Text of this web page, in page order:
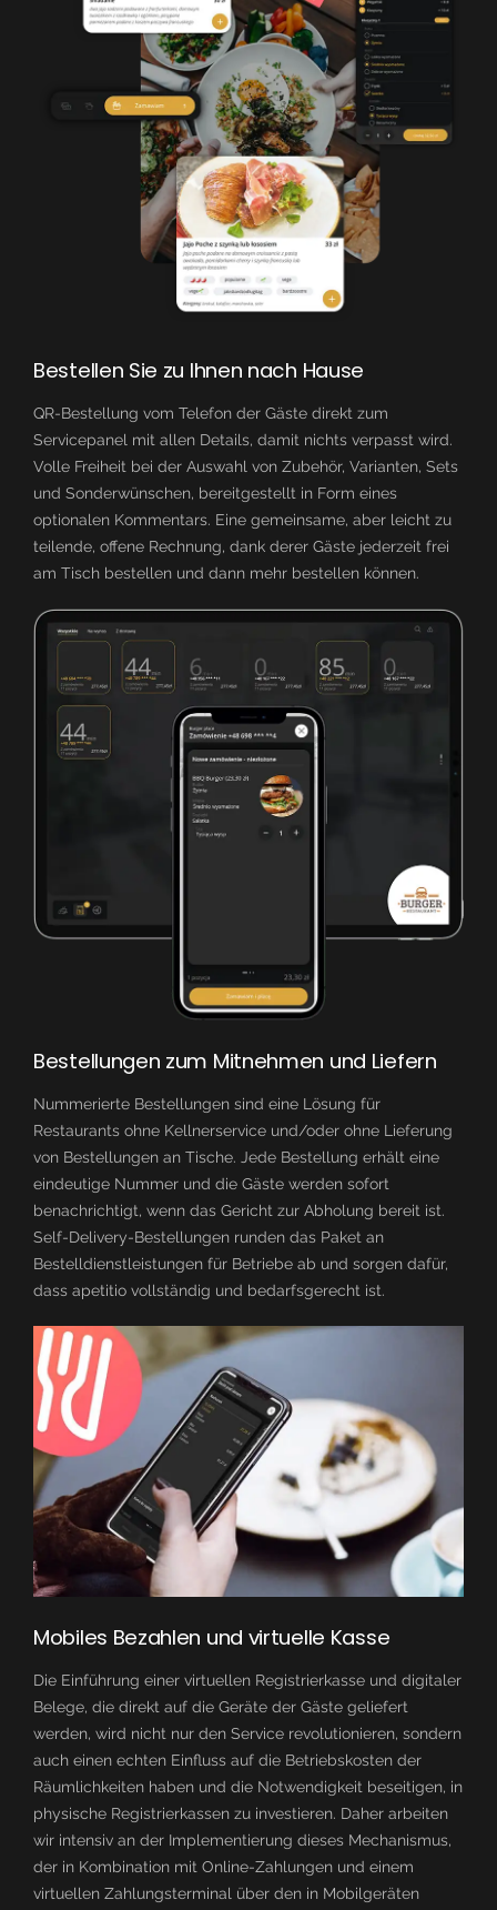
Bestellen Sie zu Ihnen nach Hause
QR-Bestellung vom Telefon der Gäste direkt zum
Servicepanel mit allen Details, damit nichts verpasst wird.
Volle Freiheit bei der Auswahl von Zubehör, Varianten, Sets
und Sonderwünschen, bereitgestellt in Form eines
optionalen Kommentars. Eine gemeinsame, aber leicht zu
teilende, offene Rechnung, dank derer Gäste jederzeit frei
am Tisch bestellen und dann mehr bestellen können.
Bestellungen zum Mitnehmen und Liefern
Nummerierte Bestellungen sind eine Lösung für
Restaurants ohne Kellnerservice und/oder ohne Lieferung
von Bestellungen an Tische. Jede Bestellung erhält eine
eindeutige Nummer und die Gäste werden sofort
benachrichtigt, wenn das Gericht zur Abholung bereit ist.
Self-Delivery-Bestellungen runden das Paket an
Bestelldienstleistungen für Betriebe ab und sorgen dafür,
dass apetitio vollständig und bedarfsgerecht ist.
Mobiles Bezahlen und virtuelle Kasse
Die Einführung einer virtuellen Registrierkasse und digitaler
Belege, die direkt auf die Geräte der Gäste geliefert
werden, wird nicht nur den Service revolutionieren, sondern
auch einen echten Einfluss auf die Betriebskosten der
Räumlichkeiten haben und die Notwendigkeit beseitigen, in
physische Registrierkassen zu investieren. Daher arbeiten
wir intensiv an der Implementierung dieses Mechanismus,
der in Kombination mit Online-Zahlungen und einem
virtuellen Zahlungsterminal über den in Mobilgeräten